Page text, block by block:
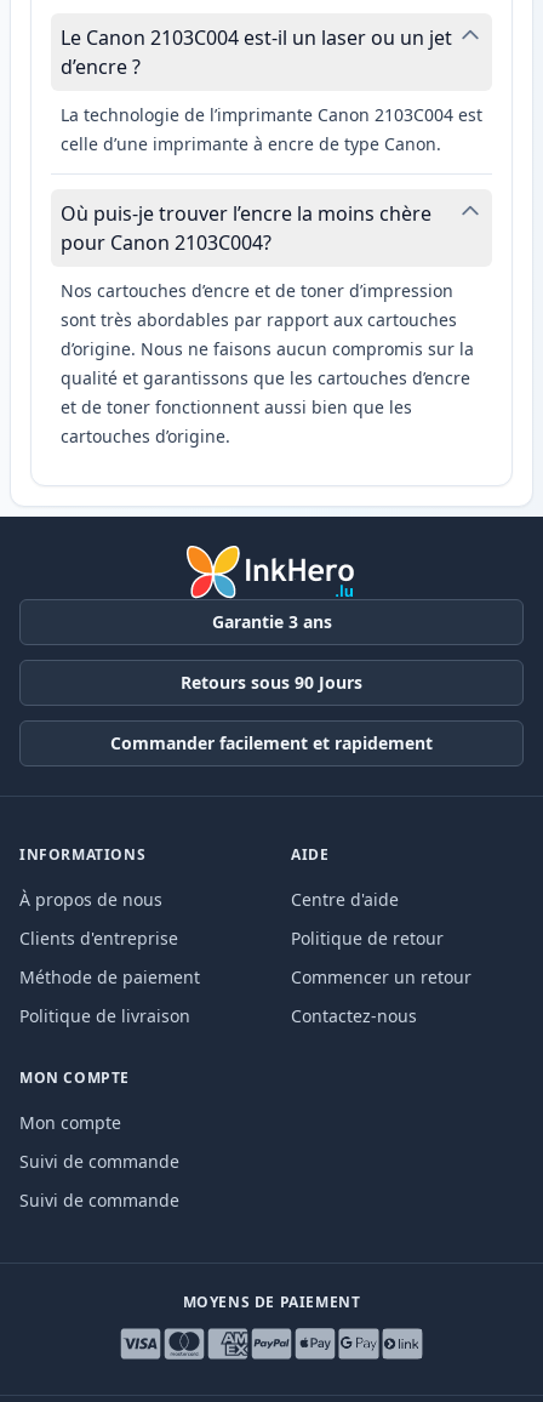
Le Canon 2103C004 est-il un laser ou un jet
d’encre ?
La technologie de l’imprimante Canon 2103C004 est
celle d’une imprimante à encre de type Canon.
Où puis-je trouver l’encre la moins chère
pour Canon 2103C004?
Nos cartouches d’encre et de toner d’impression
sont très abordables par rapport aux cartouches
d’origine. Nous ne faisons aucun compromis sur la
qualité et garantissons que les cartouches d’encre
et de toner fonctionnent aussi bien que les
cartouches d’origine.
Garantie 3 ans
Retours sous 90 Jours
Commander facilement et rapidement
INFORMATIONS
À propos de nous
Clients d'entreprise
Méthode de paiement
Politique de livraison
AIDE
Centre d'aide
Politique de retour
Commencer un retour
Contactez-nous
MON COMPTE
Mon compte
Suivi de commande
Suivi de commande
MOYENS DE PAIEMENT